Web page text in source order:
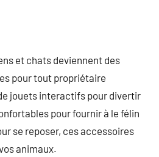
et chats deviennent des
pour tout propriétaire
jouets interactifs pour divertir
pour fournir à le félin
se reposer, ces accessoires
animaux.